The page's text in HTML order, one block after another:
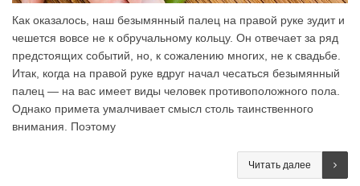
Как оказалось, наш безымянный палец на правой руке зудит и
чешется вовсе не к обручальному кольцу. Он отвечает за ряд
предстоящих событий, но, к сожалению многих, не к свадьбе.
Итак, когда на правой руке вдруг начал чесаться безымянный
палец — на вас имеет виды человек противоположного пола.
Однако примета умалчивает смысл столь таинственного
внимания. Поэтому
Читать далее